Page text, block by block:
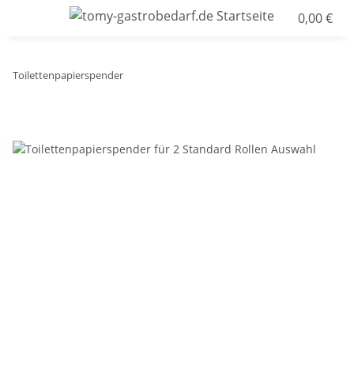
0,00 €
Toilettenpapierspender